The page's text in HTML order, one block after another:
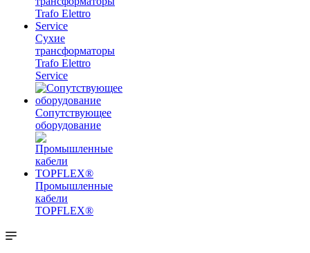
Сухие
трансформаторы
Trafo Elettro
Service
Сопутствующее
оборудование
Промышленные
кабели
TOPFLEX®